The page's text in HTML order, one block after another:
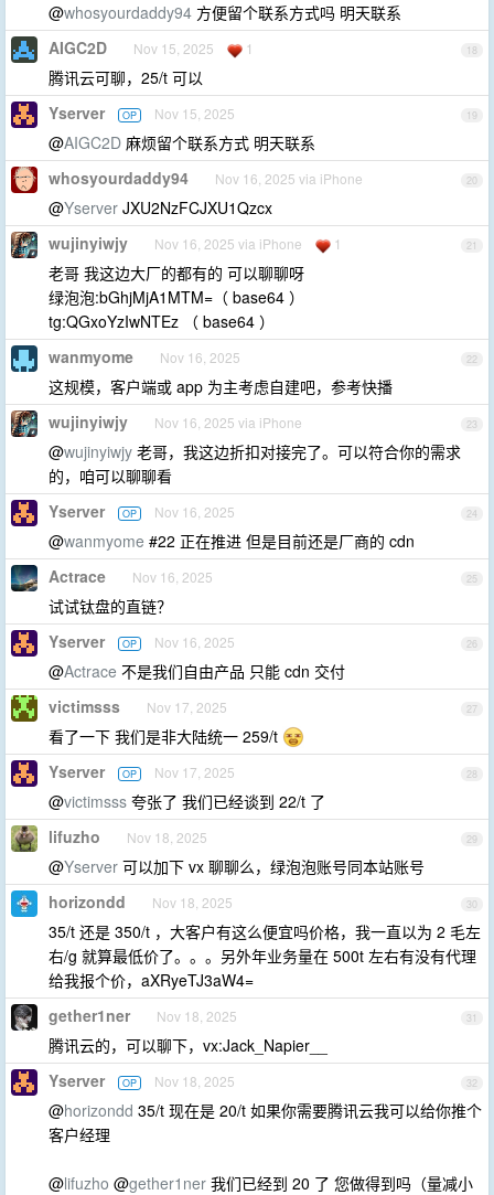
@whosyourdaddy94 方便留个联系方式吗 明天联系
18
AIGC2D Nov 15, 2025 1
腾讯云可聊，25/t 可以
19
Yserver OP Nov 15, 2025
@AIGC2D 麻烦留个联系方式 明天联系
20
whosyourdaddy94 Nov 16, 2025 via iPhone
@Yserver JXU2NzFCJXU1Qzcx
21
wujinyiwjy Nov 16, 2025 via iPhone 1
老哥 我这边大厂的都有的 可以聊聊呀
绿泡泡:bGhjMjA1MTM=（ base64 ）
tg:QGxoYzIwNTEz （ base64 ）
22
wanmyome Nov 16, 2025
这规模，客户端或 app 为主考虑自建吧，参考快播
23
wujinyiwjy Nov 16, 2025 via iPhone
@wujinyiwjy 老哥，我这边折扣对接完了。可以符合你的需求
的，咱可以聊聊看
24
Yserver OP Nov 16, 2025
@wanmyome #22 正在推进 但是目前还是厂商的 cdn
25
Actrace Nov 16, 2025
试试钛盘的直链？
26
Yserver OP Nov 16, 2025
@Actrace 不是我们自由产品 只能 cdn 交付
27
victimsss Nov 17, 2025
看了一下 我们是非大陆统一 259/t
28
Yserver OP Nov 17, 2025
@victimsss 夸张了 我们已经谈到 22/t 了
29
lifuzho Nov 18, 2025
@Yserver 可以加下 vx 聊聊么，绿泡泡账号同本站账号
30
horizondd Nov 18, 2025
35/t 还是 350/t ，大客户有这么便宜吗价格，我一直以为 2 毛左
右/g 就算最低价了。。。另外年业务量在 500t 左右有没有代理
给我报个价，aXRyeTJ3aW4=
31
gether1ner Nov 18, 2025
腾讯云的，可以聊下，vx:Jack_Napier__
32
Yserver OP Nov 18, 2025
@horizondd 35/t 现在是 20/t 如果你需要腾讯云我可以给你推个
客户经理
@lifuzho @gether1ner 我们已经到 20 了 您做得到吗（量减小